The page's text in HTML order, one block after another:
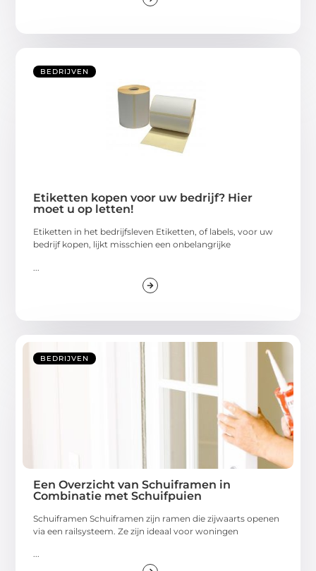
BEDRIJVEN
Etiketten kopen voor uw bedrijf? Hier
moet u op letten!
Etiketten in het bedrijfsleven Etiketten, of labels, voor uw
bedrijf kopen, lijkt misschien een onbelangrijke
BEDRIJVEN
Een Overzicht van Schuiframen in
Combinatie met Schuifpuien
Schuiframen Schuiframen zijn ramen die zijwaarts openen
via een railsysteem. Ze zijn ideaal voor woningen
...